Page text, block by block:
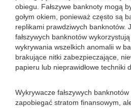
obiegu. Fałszywe banknoty mogą
gołym okiem, ponieważ często są
replikami prawdziwych banknotów.
fałszywych banknotów
wykrywania wszelkich anomalii w
brakujące nitki zabezpieczające,
papieru lub nieprawidłowe techniki
Wykrywacze fałszywych
zapobiegać stratom finansowym,